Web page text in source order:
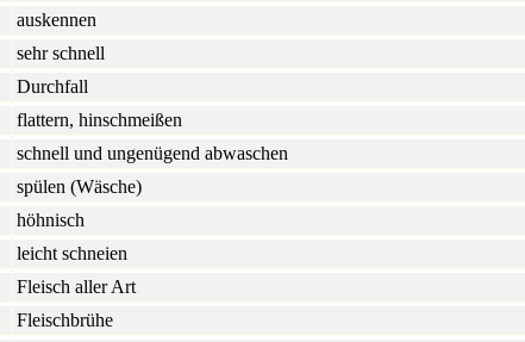
auskennen
sehr schnell
Durchfall
flattern, hinschmeißen
schnell und ungenügend abwaschen
spülen (Wäsche)
höhnisch
leicht schneien
Fleisch aller Art
Fleischbrühe